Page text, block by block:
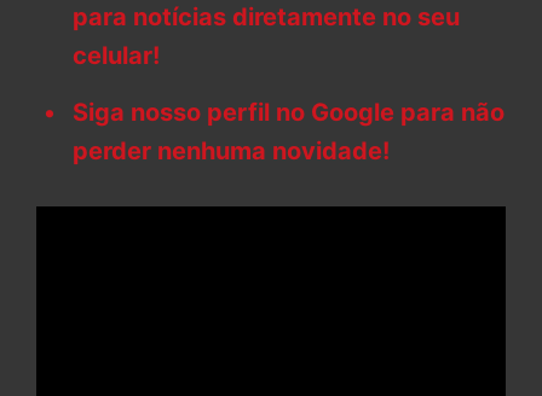
para notícias diretamente no seu
celular!
Siga nosso perfil no Google para não
perder nenhuma novidade!